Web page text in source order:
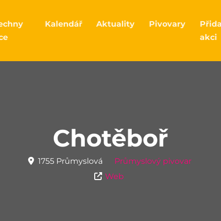
Kalendář Aktuality Pivovary
akci
Chotěboř
1755 Průmyslová
Průmyslový pivovar
Web